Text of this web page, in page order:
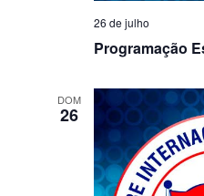
Programação
26 de julho
DOM
26